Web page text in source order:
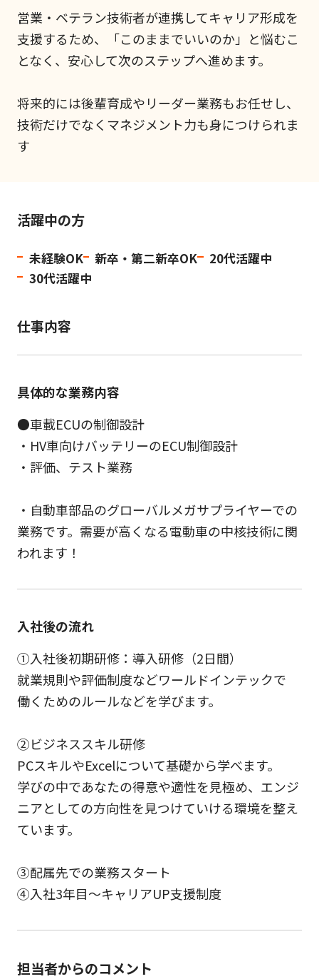
営業・ベテラン技術者が連携してキャリア形成を
支援するため、「このままでいいのか」と悩むこ
となく、安心して次のステップへ進めます。
将来的には後輩育成やリーダー業務もお任せし、
技術だけでなくマネジメント力も身につけられま
す
活躍中の方
未経験OK 新卒・第二新卒OK
20代活躍中
30代活躍中
仕事内容
具体的な業務内容
●車載ECUの制御設計
・HV車向けバッテリーのECU制御設計
・評価、テスト業務
・自動車部品のグローバルメガサプライヤーでの
業務です。需要が高くなる電動車の中核技術に関
われます！
入社後の流れ
①入社後初期研修：導入研修（2日間）
就業規則や評価制度などワールドインテックで
働くためのルールなどを学びます。
②ビジネススキル研修
PCスキルやExcelについて基礎から学べます。
学びの中であなたの得意や適性を見極め、エンジ
ニアとしての方向性を見つけていける環境を整え
ています。
③配属先での業務スタート
④入社3年目～キャリアUP支援制度
担当者からのコメント